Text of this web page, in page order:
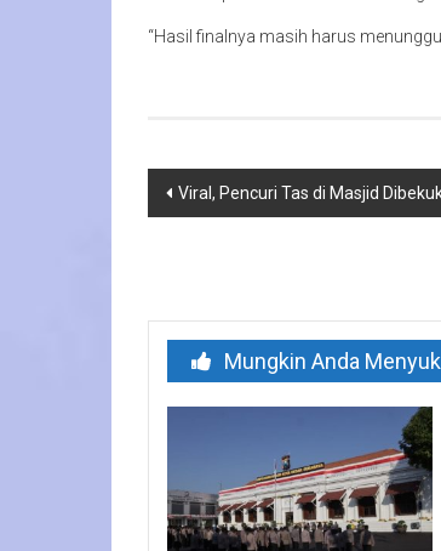
“Hasil finalnya masih harus
Navigasi
Viral, Pencuri Tas di Masjid
Mungkin Anda